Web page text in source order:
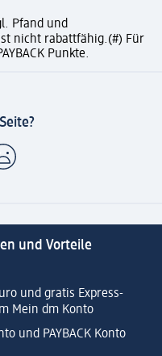
Pfand und
nicht rabattfähig.(#) Für
Punkte.
und Vorteile
und gratis Express-
Mein dm Konto
und PAYBACK Konto